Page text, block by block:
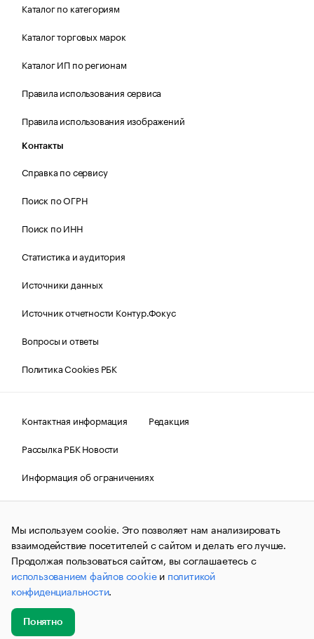
Каталог по категориям
Каталог торговых марок
Каталог ИП по регионам
Правила использования сервиса
Правила использования изображений
Контакты
Справка по сервису
Поиск по ОГРН
Поиск по ИНН
Статистика и аудитория
Источники данных
Источник отчетности Контур.Фокус
Вопросы и ответы
Политика Cookies РБК
Контактная информация
Редакция
Рассылка РБК Новости
Информация об ограничениях
Правовая информация
О соблюдении авторских прав
© АО «РОСБИЗНЕСКОНСАЛТИНГ»,1995–2026.Сообщения
и материалы информационного агентства «РБК»
(зарегистрировано Федеральной службой по надзору в сфере
связи, информационных технологий и массовых
коммуникаций (Роскомнадзор) 09.12.2015 за номером ИА
№ФС77-63848) сопровождаются пометкой «РБК». Отдельные
публикации могут содержать информацию,
не предназначенную для пользователей
до 18 лет.
Мы используем cookie. Это позволяет нам анализировать
взаимодействие посетителей с сайтом и делать его лучше.
Продолжая пользоваться сайтом, вы соглашаетесь с
использованием файлов cookieи политикой
конфиденциальности.
Понятно